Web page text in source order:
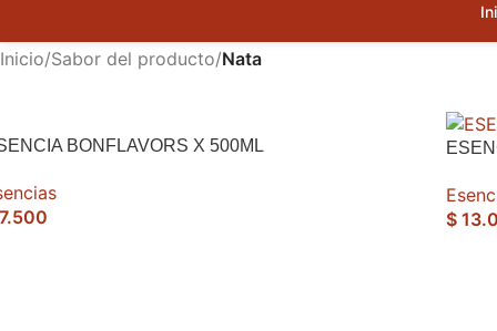
Inicio/Sabor del producto/Nata
BONFLAVORS X 500ML
$